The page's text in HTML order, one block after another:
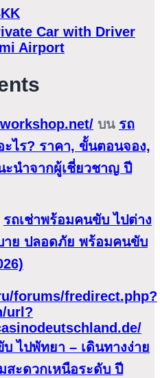
Car with Driver
Airport
บน รถ
ไร? ราคา, ขั้นตอนจอง,
นำจากผู้เชี่ยวชาญ ปี
รถเช่าพร้อมคนขับ ไปต่าง
าย ปลอดภัย พร้อมคนขับ
forums/fredirect.php?
url?
ไปพัทยา – เดินทางง่าย
ะดวกเหนือระดับ ปี